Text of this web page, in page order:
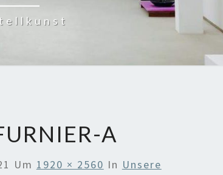
A
Um 1920 × 2560 In Unsere